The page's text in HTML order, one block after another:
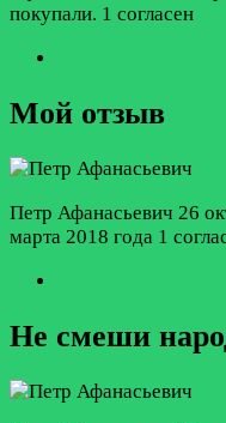
покупали. 1 согласен
Мой отзыв
Петр Афанасьевич 26
марта 2018 года 1
Не смеши